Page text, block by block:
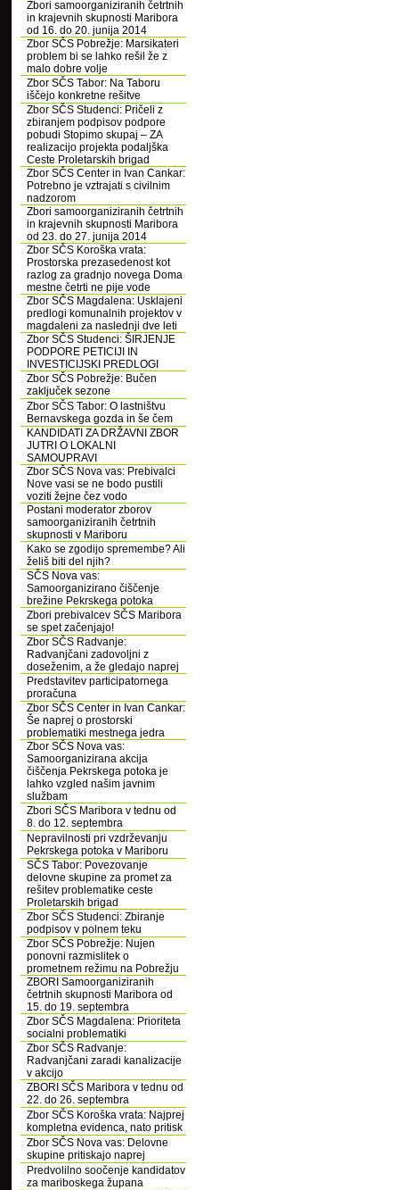
Zbori samoorganiziranih četrtnih
in krajevnih skupnosti Maribora
od 16. do 20. junija 2014
Zbor SČS Pobrežje: Marsikateri
problem bi se lahko rešil že z
malo dobre volje
Zbor SČS Tabor: Na Taboru
iščejo konkretne rešitve
Zbor SČS Studenci: Pričeli z
zbiranjem podpisov podpore
pobudi Stopimo skupaj – ZA
realizacijo projekta podaljška
Ceste Proletarskih brigad
Zbor SČS Center in Ivan Cankar:
Potrebno je vztrajati s civilnim
nadzorom
Zbori samoorganiziranih četrtnih
in krajevnih skupnosti Maribora
od 23. do 27. junija 2014
Zbor SČS Koroška vrata:
Prostorska prezasedenost kot
razlog za gradnjo novega Doma
mestne četrti ne pije vode
Zbor SČS Magdalena: Usklajeni
predlogi komunalnih projektov v
magdaleni za naslednji dve leti
Zbor SČS Studenci: ŠIRJENJE
PODPORE PETICIJI IN
INVESTICIJSKI PREDLOGI
Zbor SČS Pobrežje: Bučen
zaključek sezone
Zbor SČS Tabor: O lastništvu
Bernavskega gozda in še čem
KANDIDATI ZA DRŽAVNI ZBOR
JUTRI O LOKALNI
SAMOUPRAVI
Zbor SČS Nova vas: Prebivalci
Nove vasi se ne bodo pustili
voziti žejne čez vodo
Postani moderator zborov
samoorganiziranih četrtnih
skupnosti v Mariboru
Kako se zgodijo spremembe? Ali
želiš biti del njih?
SČS Nova vas:
Samoorganizirano čiščenje
brežine Pekrskega potoka
Zbori prebivalcev SČS Maribora
se spet začenjajo!
Zbor SČS Radvanje:
Radvanjčani zadovoljni z
doseženim, a že gledajo naprej
Predstavitev participatornega
proračuna
Zbor SČS Center in Ivan Cankar:
Še naprej o prostorski
problematiki mestnega jedra
Zbor SČS Nova vas:
Samoorganizirana akcija
čiščenja Pekrskega potoka je
lahko vzgled našim javnim
službam
Zbori SČS Maribora v tednu od
8. do 12. septembra
Nepravilnosti pri vzdrževanju
Pekrskega potoka v Mariboru
SČS Tabor: Povezovanje
delovne skupine za promet za
rešitev problematike ceste
Proletarskih brigad
Zbor SČS Studenci: Zbiranje
podpisov v polnem teku
Zbor SČS Pobrežje: Nujen
ponovni razmislitek o
prometnem režimu na Pobrežju
ZBORI Samoorganiziranih
četrtnih skupnosti Maribora od
15. do 19. septembra
Zbor SČS Magdalena: Prioriteta
socialni problematiki
Zbor SČS Radvanje:
Radvanjčani zaradi kanalizacije
v akcijo
ZBORI SČS Maribora v tednu od
22. do 26. septembra
Zbor SČS Koroška vrata: Najprej
kompletna evidenca, nato pritisk
Zbor SČS Nova vas: Delovne
skupine pritiskajo naprej
Predvolilno soočenje kandidatov
za mariboskega župana